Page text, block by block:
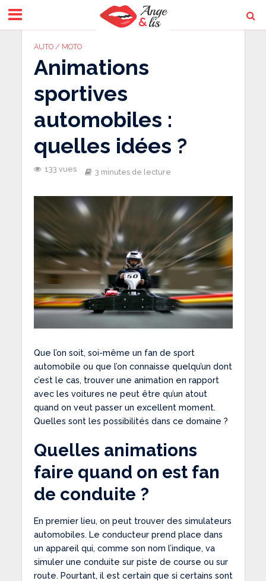
AUTO / MOTO
Animations
sportives
automobiles :
quelles idées ?
133 vues 3 minutes de lecture
Que l’on soit, soi-même un fan de sport
automobile ou que l’on connaisse quelqu’un dont
c’est le cas, trouver une animation en rapport
avec les voitures ne peut être qu’un atout
quand on veut passer un excellent moment.
Quelles sont les possibilités dans ce domaine ?
Quelles animations
faire quand on est fan
de conduite ?
En premier lieu, on peut trouver des simulateurs
automobiles. Le conducteur prend place dans
un appareil qui, comme son nom l’indique, va
simuler une conduite sur piste de course ou sur
route. Pourtant, il est certain que si certains sont